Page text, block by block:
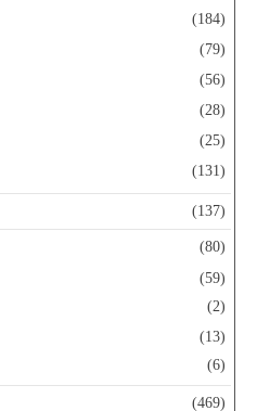
(184)
(79)
(56)
(28)
(25)
(131)
(137)
(80)
(59)
(2)
(13)
(6)
(469)